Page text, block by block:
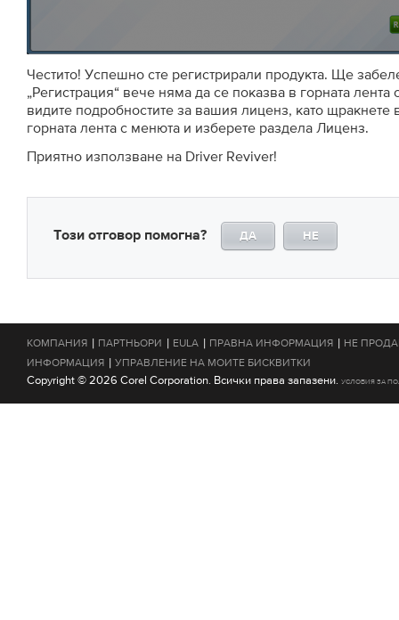
Честито! Успешно сте регистрирали продукта. Ще
„Регистрация“ вече няма да се показва в горната
видите подробностите за вашия лиценз, като щракнете
горната лента с менюта и изберете раздела Лиценз.
Приятно използване на Driver Reviver!
Този отговор помогна? ДА НЕ
КОМПАНИЯ | ПАРТНЬОРИ | EULA | ПРАВНА ИНФОРМАЦИЯ | НЕ
ИНФОРМАЦИЯ | УПРАВЛЕНИЕ НА МОИТЕ БИСКВИТКИ
Copyright © 2026 Corel Corporation. Всички права запазени. УСЛОВИЯ ЗА